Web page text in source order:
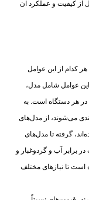
از کیفیت و عملکرد آن
کدام از این عوامل
این عوامل شامل مدل،
در هر دستگاه است. به
می‌شوند، از مدل‌های
گرفته تا مدل‌های
برابر آب و گردوغبار و
تا نیازهای مختلف